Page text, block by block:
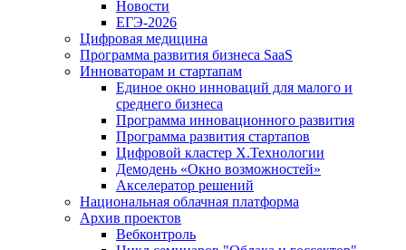
Новости
ЕГЭ-2026
Цифровая медицина
Программа развития бизнеса SaaS
Инноваторам и стартапам
Единое окно инноваций для малого и
среднего бизнеса
Программа инновационного развития
Программа развития стартапов
Цифровой кластер X.Технологии
Демодень «Окно возможностей»
Акселератор решений
Национальная облачная платформа
Архив проектов
Вебконтроль